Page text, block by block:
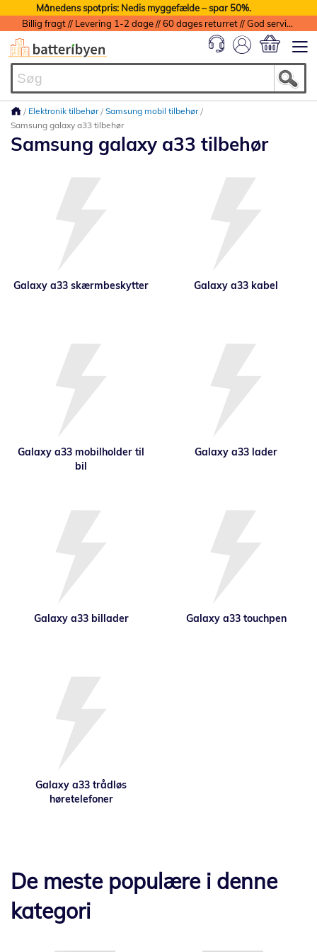
Månedens spotpris: Nedis myggefælde – spar 50%.
Billig fragt // Levering 1-2 dage // 60 dages returret // God service med garanti
Elektronik tilbehør Samsung mobil tilbehør
Samsung galaxy a33 tilbehør
Samsung galaxy a33 tilbehør
Galaxy a33 skærmbeskytter Galaxy a33 kabel
Galaxy a33 mobilholder til
bil
Galaxy a33 lader
Galaxy a33 billader Galaxy a33 touchpen
Galaxy a33 trådløs
høretelefoner
De meste populære i denne
kategori